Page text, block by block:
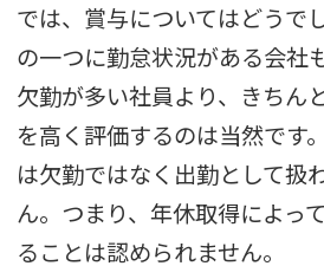
では、賞与についてはどうで
の一つに勤怠状況がある会社
欠勤が多い社員より、きちん
を高く評価するのは当然です
は欠勤ではなく出勤として扱
ん。つまり、年休取得によっ
ることは認められません。